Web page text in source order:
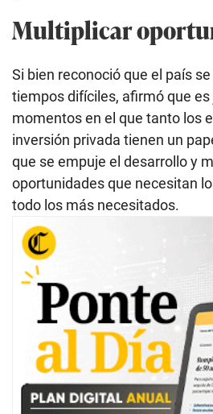
Multiplicar
Si bien reconoció que el país
tiempos difíciles, afirmó que
momentos en el que tanto los
inversión privada tienen un
que se empuje el desarrollo y
oportunidades que necesitan
todo los más necesitados.